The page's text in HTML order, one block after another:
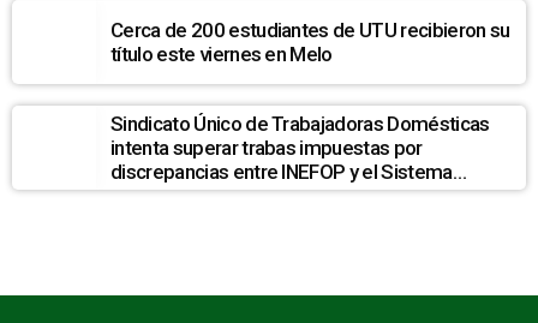
Cerca de 200 estudiantes de UTU recibieron su
título este viernes en Melo
Sindicato Único de Trabajadoras Domésticas
intenta superar trabas impuestas por
discrepancias entre INEFOP y el Sistema
Nacional de Cuidados